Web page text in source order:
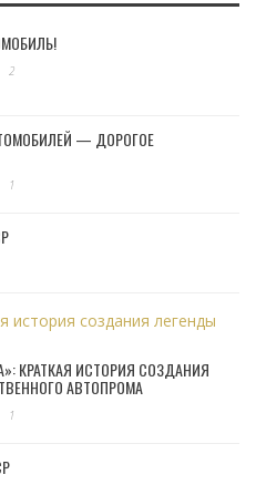
2
— ДОРОГОЕ
1
КРАТКАЯ ИСТОРИЯ СОЗДАНИЯ
АВТОПРОМА
1